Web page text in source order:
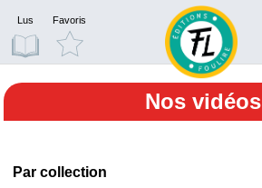
Lus Favoris
Nos vidéos
Par collection